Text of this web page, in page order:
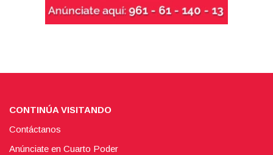
CONTINÚA VISITANDO
Contáctanos
Anúnciate en Cuarto Poder